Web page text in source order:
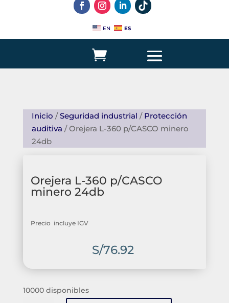
EN ES
Inicio /Seguridad industrial / Protección
auditiva / Orejera L-360 p/CASCO minero
24db
Orejera L-360 p/CASCO
minero 24db
Precio incluye IGV
S/76.92
10000 disponibles